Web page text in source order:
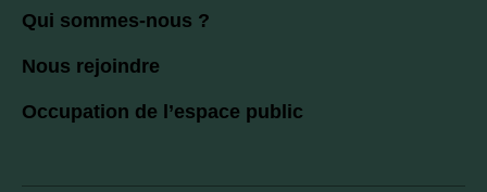
Qui sommes-nous ?
Nous rejoindre
Occupation de l’espace public